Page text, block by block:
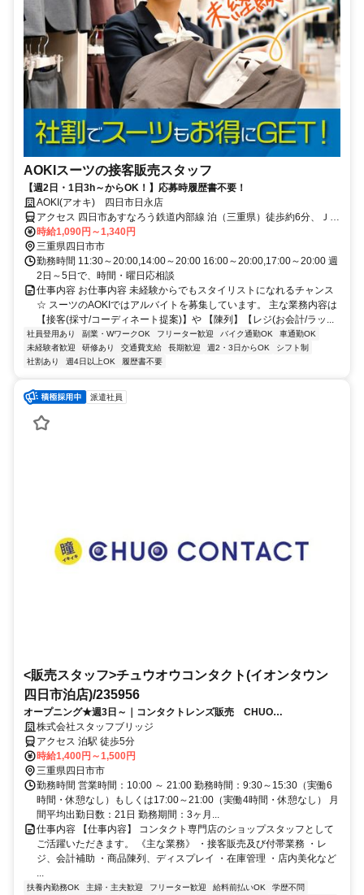
AOKIスーツの接客販売スタッフ
【週2日・1日3h～からOK！】応募時履歴書不要！
AOKI(アオキ) 四日市日永店
アクセス 四日市あすなろう鉄道内部線 泊（三重県）徒歩約6分、ＪＲ
関西本線 南四日市徒歩約8分、四日市あすなろう鉄道内部線 追分（三
重県）徒歩約13分 関西本線「南四日市駅」より徒歩8分
時給1,090円～1,340円
三重県四日市市
勤務時間 11:30～20:00,14:00～20:00 16:00～20:00,17:00～20:00 週
2日～5日で、時間・曜日応相談
仕事内容 お仕事内容 未経験からでもスタイリストになれるチャンス
☆ スーツのAOKIではアルバイトを募集しています。 主な業務内容は
【接客(採寸/コーディネート提案)】や 【陳列】【レジ(お会計/ラッ...
社員登用あり 副業・WワークOK フリーター歓迎 バイク通勤OK
車通勤OK
未経験者歓迎
研修あり 交通費支給 長期歓迎 週2・3日からOK
シフト制
社割あり
週4日以上OK 履歴書不要
派遣社員
<販売スタッフ>チュウオウコンタクト(イオンタウン
四日市泊店)/235956
オープニング★週3日～｜コンタクトレンズ販売 CHUO
CONTACT（イオンタウン四日市泊）学生可
株式会社スタッフブリッジ
アクセス 泊駅 徒歩5分
時給1,400円～1,500円
三重県四日市市
勤務時間 営業時間：10:00 ～ 21:00 勤務時間：9:30～15:30（実働6
時間・休憩なし）もしくは17:00～21:00（実働4時間・休憩なし） 月
間平均出勤日数：21日 勤務期間：3ヶ月...
仕事内容 【仕事内容】 コンタクト専門店のショップスタッフとして
ご活躍いただきます。 《主な業務》 ・接客販売及び付帯業務 ・レ
ジ、会計補助 ・商品陳列、ディスプレイ ・在庫管理 ・店内美化など
扶養内勤務OK 主婦・主夫歓迎 フリーター歓迎 給料前払いOK
学歴不問